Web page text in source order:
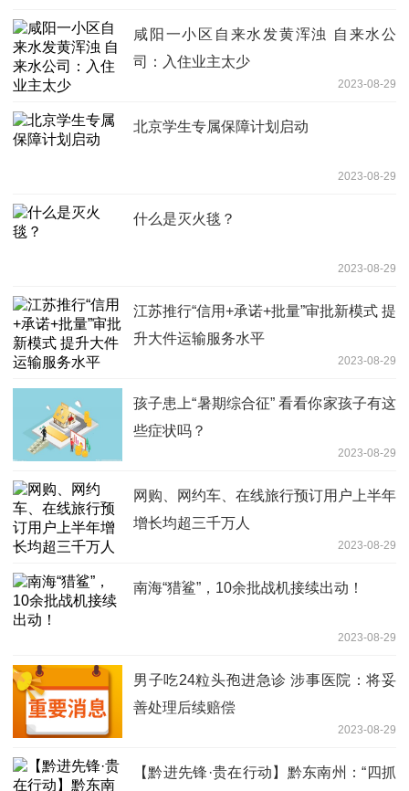
咸阳一小区自来水发黄浑浊 自来水公
司：入住业主太少
2023-08-29
北京学生专属保障计划启动
2023-08-29
什么是灭火毯？
2023-08-29
江苏推行“信用+承诺+批量”审批新模式 提
升大件运输服务水平
2023-08-29
孩子患上“暑期综合征” 看看你家孩子有这
些症状吗？
2023-08-29
网购、网约车、在线旅行预订用户上半年
增长均超三千万人
2023-08-29
南海“猎鲨”，10余批战机接续出动！
2023-08-29
男子吃24粒头孢进急诊 涉事医院：将妥
善处理后续赔偿
2023-08-29
【黔进先锋·贵在行动】黔东南州：“四抓